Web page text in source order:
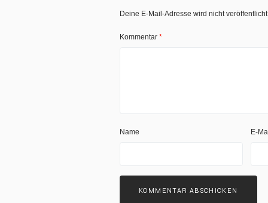
Deine E-Mail-Adresse wird nicht
Kommentar *
Name E-